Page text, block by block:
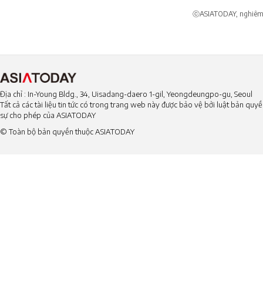
ⓒASIATODAY,
Địa chỉ : In-Young Bldg., 34, Uisadang-daero 1-gil, Yeongdeungpo-gu, Seoul
Tất cả các tài liệu tin tức có trong trang web này được bảo vệ bởi luật bản
sự cho phép của ASIATODAY
© Toàn bộ bản quyền thuộc ASIATODAY